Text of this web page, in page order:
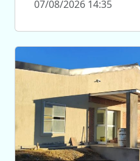
07/08/2026 14:35